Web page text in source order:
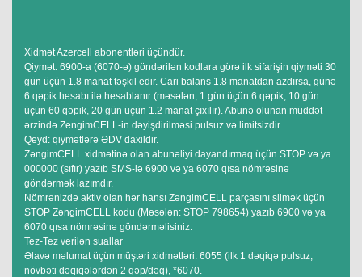
Xidmət Azercell abonentləri üçündür.
Qiymət: 6900-a (6070-ə) göndərilən kodlara görə ilk sifarişin qiyməti 30
gün üçün 1.8 manat təşkil edir. Cari balans 1.8 manatdan azdırsa, günə
6 qəpik hesabı ilə hesablanır (məsələn, 1 gün üçün 6 qəpik, 10 gün
üçün 60 qəpik, 20 gün üçün 1.2 manat çıxılır). Abunə olunan müddət
ərzində ZengimCELL-in dəyişdirilməsi pulsuz və limitsizdir.
Qeyd: qiymətlərə ƏDV daxildir.
ZəngimCELL xidmətinə olan abunəliyi dayandırmaq üçün STOP və ya
000000 (sıfır) yazıb SMS-lə 6900 və ya 6070 qısa nömrəsinə
göndərmək lazımdır.
Nömrənizdə aktiv olan hər hansı ZəngimCELL parçasını silmək üçün
STOP ZəngimCELL kodu (Məsələn: STOP 798654) yazıb 6900 və ya
6070 qısa nömrəsinə göndərməlisiniz.
Tez-Tez verilən suallar
Əlavə məlumat üçün müştəri xidmətləri: 6055 (ilk 1 dəqiqə pulsuz,
növbəti dəqiqələrdən 2 qəp/dəq), *6070.